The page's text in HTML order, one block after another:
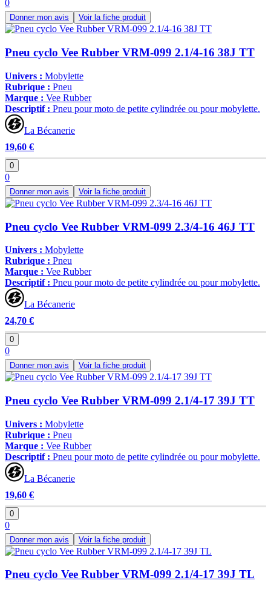
0
Donner mon avis Voir la fiche produit
Pneu cyclo Vee Rubber VRM-099 2.1/4-16 38J TT
Univers : Mobylette
Rubrique : Pneu
Marque : Vee Rubber
Descriptif : Pneu pour moto de petite cylindrée ou pour mobylette.
La Bécanerie
19,60 €
0
0
Donner mon avis Voir la fiche produit
Pneu cyclo Vee Rubber VRM-099 2.3/4-16 46J TT
Univers : Mobylette
Rubrique : Pneu
Marque : Vee Rubber
Descriptif : Pneu pour moto de petite cylindrée ou pour mobylette.
La Bécanerie
24,70 €
0
0
Donner mon avis Voir la fiche produit
Pneu cyclo Vee Rubber VRM-099 2.1/4-17 39J TT
Univers : Mobylette
Rubrique : Pneu
Marque : Vee Rubber
Descriptif : Pneu pour moto de petite cylindrée ou pour mobylette.
La Bécanerie
19,60 €
0
0
Donner mon avis Voir la fiche produit
Pneu cyclo Vee Rubber VRM-099 2.1/4-17 39J TL